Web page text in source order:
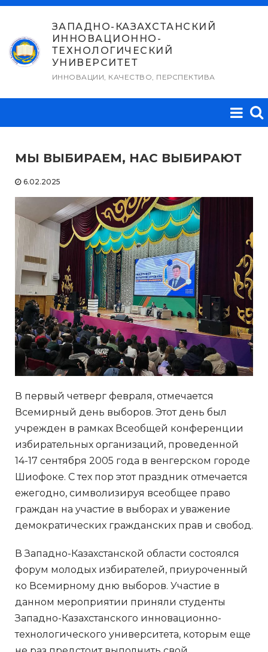
Перейти
содержимому
ЗАПАДНО-КАЗАХСТАНСКИЙ
ИННОВАЦИОННО-
ТЕХНОЛОГИЧЕСКИЙ
УНИВЕРСИТЕТ
ИННОВАЦИИ, КАЧЕСТВО, ПЕРСПЕКТИВА
МЫ ВЫБИРАЕМ, НАС ВЫБИРАЮТ
6.02.2025
В первый четверг февраля, отмечается
Всемирный день выборов. Этот день был
учрежден в рамках Всеобщей конференции
избирательных организаций, проведенной
14-17 сентября 2005 года в венгерском городе
Шиофоке. С тех пор этот праздник отмечается
ежегодно, символизируя всеобщее право
граждан на участие в выборах и уважение
демократических гражданских прав и свобод.
В Западно-Казахстанской области состоялся
форум молодых избирателей, приуроченный
ко Всемирному дню выборов. Участие в
данном мероприятии приняли студенты
Западно-Казахстанского инновационно-
технологического университета, которым еще